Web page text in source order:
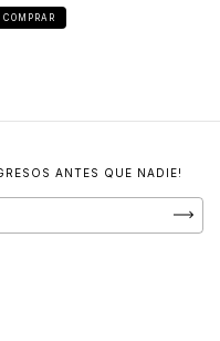
COMPRAR
ANTES QUE NADIE!